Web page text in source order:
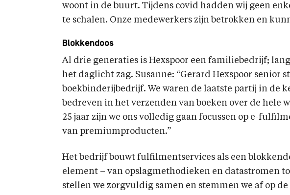
woont in de buurt. Tijdens covid hadden wij geen
te schalen. Onze medewerkers zijn betrokken en
Blokkendoos
Al drie generaties is Hexspoor een familiebedrijf;
het daglicht zag. Susanne: “Gerard Hexspoor senior
boekbinderijbedrijf. We waren de laatste partij in de
bedreven in het verzenden van boeken over de hele
25 jaar zijn we ons volledig gaan focussen op e-
van premiumproducten.”
Het bedrijf bouwt fulfilmentservices als een
element – van opslagmethodieken en datastromen
stellen we zorgvuldig samen en stemmen we af op